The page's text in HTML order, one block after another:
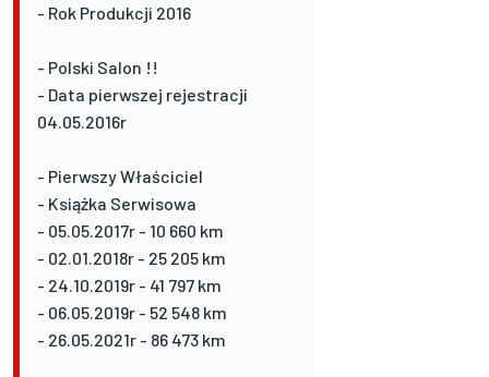
- Rok Produkcji 2016
- Polski Salon !!
- Data pierwszej rejestracji
04.05.2016r
- Pierwszy Właściciel
- Książka Serwisowa
- 05.05.2017r - 10 660 km
- 02.01.2018r - 25 205 km
- 24.10.2019r - 41 797 km
- 06.05.2019r - 52 548 km
- 26.05.2021r - 86 473 km